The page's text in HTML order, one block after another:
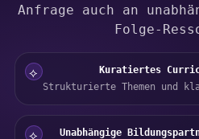
Anfrage auch an
Folge-
⟡
Kuratiertes
Strukturierte Themen und
⟡
Unabhängige